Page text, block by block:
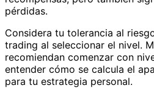
pérdidas.
Considera tu tolerancia al
trading al seleccionar el nivel.
recomiendan comenzar con
entender cómo se calcula el
para tu estrategia personal.